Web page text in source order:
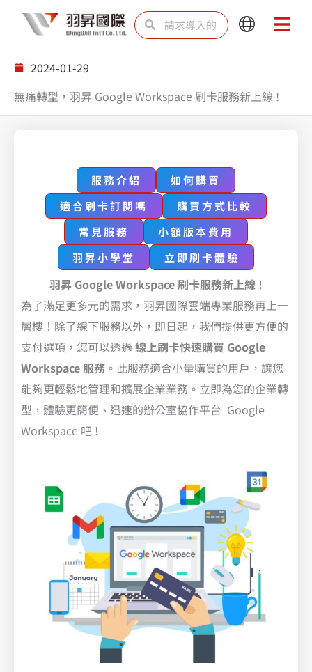
SearchSearch
Main
Main
2024-01-29
無痛轉型，羽昇 Google Workspace 刷卡服務新上線 !
服務介紹
如何購買
適合刷卡訂閱嗎
購買方式比較
常見服務
小額版本費用
羽昇小學堂 立即刷卡體驗
羽昇 Google Workspace 刷卡服務新上線 !
為了滿足更多元的需求，羽昇國際雲端專業服務再上一
層樓！除了線下服務以外，即日起，我們提供更方便的
支付選項，您可以透過 線上刷卡快速購買 Google
Workspace 服務 。此服務適合小量購買的用戶，讓您
能夠更輕鬆地管理和擴展企業業務。立即為您的企業轉
型，體驗更簡便、迅速的辦公室協作平台 Google
Workspace 吧 !